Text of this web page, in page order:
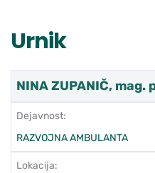
Urnik
NINA ZUPANIČ, mag.
Dejavnost:
RAZVOJNA AMBULANTA
Lokacija: